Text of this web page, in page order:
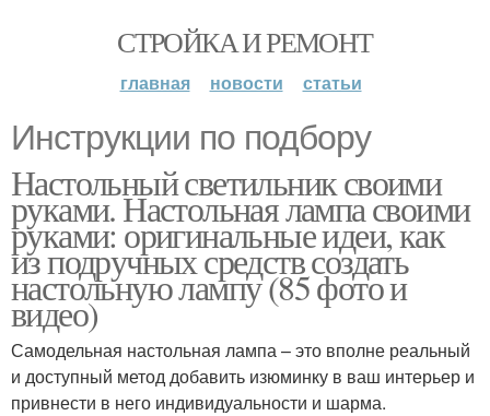
СТРОЙКА И РЕМОНТ
главная новости статьи
Инструкции по подбору
Настольный светильник своими
руками. Настольная лампа своими
руками: оригинальные идеи, как
из подручных средств создать
настольную лампу (85 фото и
видео)
Самодельная настольная лампа – это вполне реальный
и доступный метод добавить изюминку в ваш интерьер и
привнести в него индивидуальности и шарма.